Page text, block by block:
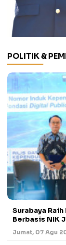
POLITIK &
Surabaya
Berbasis NIK
Jumat, 07 Agu